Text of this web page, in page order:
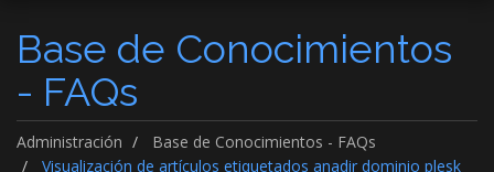
menú
de
Base de Conocimientos
- FAQs
Administración
Base de Conocimientos - FAQs
Visualización de artículos etiquetados anadir dominio plesk